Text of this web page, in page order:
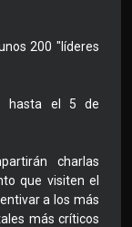
200 "líderes
hasta el 5 de
charlas
que visiten el
a los más
más críticos